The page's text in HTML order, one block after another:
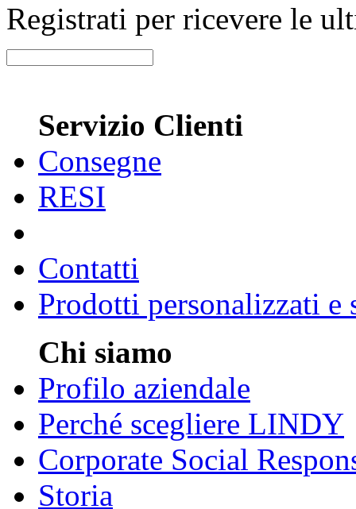
Registrati per ricevere le
Servizio Clienti
Consegne
RESI
Contatti
Prodotti personalizzati e
Chi siamo
Profilo aziendale
Perché scegliere LINDY
Corporate Social
Storia